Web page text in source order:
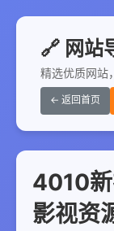
🔗 网站
精选优质网站
← 返回首页
4010
影视资